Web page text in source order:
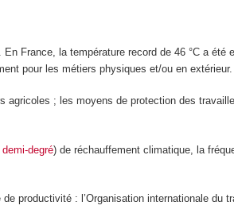
France, la température record de 46 °C a été
pour les métiers physiques et/ou en extérieur.
; les moyens de protection des
degré) de réchauffement climatique, la
productivité : l’Organisation internationale du